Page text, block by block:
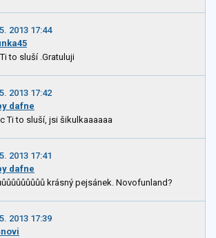
2013 17:44
to sluší .Gratuluji
2013 17:42
dafne
Ti to sluší, jsi šikulkaaaaaa
2013 17:41
dafne
krásný pejsánek. Novofunland?
2013 17:39